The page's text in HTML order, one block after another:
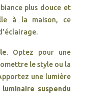
plus douce et
à la maison, ce
. Optez pour une
le style ou la
une lumière
luminaire suspendu